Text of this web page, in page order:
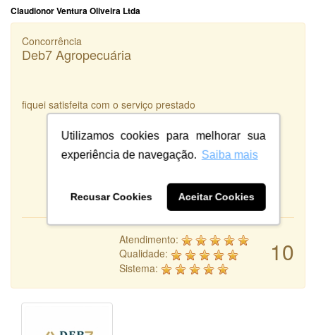
Utilizamos cookies para melhorar sua
experiência de navegação. Saiba mais
Recusar Cookies Aceitar Cookies
Claudionor Ventura Oliveira Ltda
Concorrência
Deb7 Agropecuária
fiquei satisfeita com o serviço prestado
10
Atendimento:
Qualidade:
Sistema: